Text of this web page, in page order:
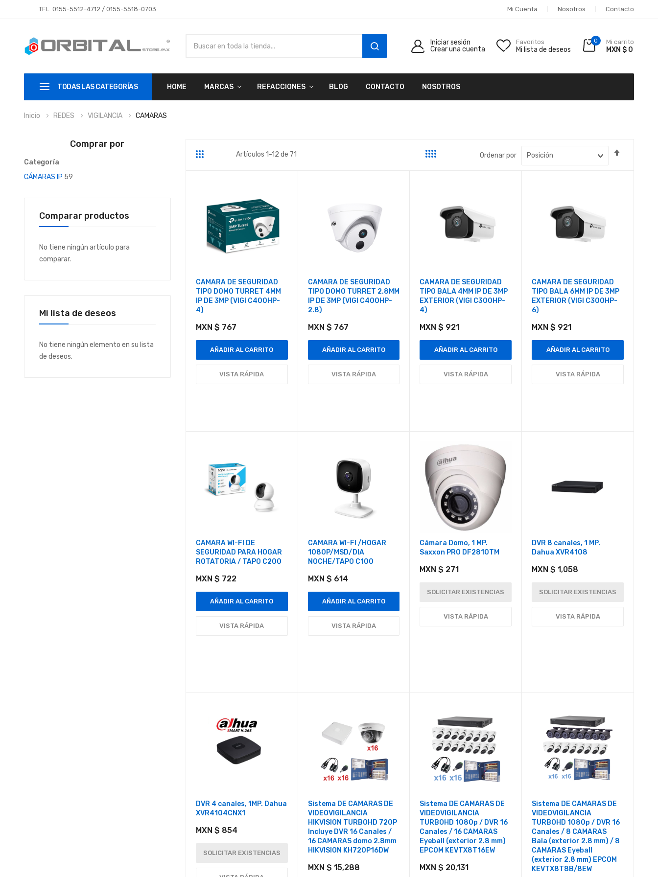
TEL. 0155-5512-4712/ 0155-5518-0703 Mi Cuenta Nosotros Contacto
SEARCH
Iniciar sesión
Crear una cuenta
Favoritos
Mi lista de deseos
0 Mi carrito
MXN $ 0
TODAS LAS CATEGORÍAS HOME MARCAS REFACCIONES BLOG CONTACTO NOSOTROS
Inicio REDES VIGILANCIA CAMARAS
Parrilla Artículos 1-12 de 71 Ordenar por
CAMARA DE SEGURIDAD
TIPO DOMO TURRET 4MM
IP DE 3MP (VIGI C400HP-
4)
MXN $ 767
AÑADIR AL CARRITO
VISTA RÁPIDA
CAMARA DE SEGURIDAD
TIPO DOMO TURRET 2.8MM
IP DE 3MP (VIGI C400HP-
2.8)
MXN $ 767
AÑADIR AL CARRITO
VISTA RÁPIDA
CAMARA DE SEGURIDAD
TIPO BALA 4MM IP DE 3MP
EXTERIOR (VIGI C300HP-
4)
MXN $ 921
AÑADIR AL CARRITO
VISTA RÁPIDA
CAMARA DE SEGURIDAD
TIPO BALA 6MM IP DE 3MP
EXTERIOR (VIGI C300HP-
6)
MXN $ 921
AÑADIR AL CARRITO
VISTA RÁPIDA
CAMARA WI-FI DE
SEGURIDAD PARA HOGAR
ROTATORIA / TAPO C200
MXN $ 722
AÑADIR AL CARRITO
VISTA RÁPIDA
CAMARA WI-FI /HOGAR
1080P/MSD/DIA
NOCHE/TAPO C100
MXN $ 614
AÑADIR AL CARRITO
VISTA RÁPIDA
Cámara Domo, 1 MP.
Saxxon PRO DF2810TM
MXN $ 271
SOLICITAR EXISTENCIAS
VISTA RÁPIDA
DVR 8 canales, 1 MP.
Dahua XVR4108
MXN $ 1,058
SOLICITAR EXISTENCIAS
VISTA RÁPIDA
DVR 4 canales, 1MP. Dahua
XVR4104CNX1
MXN $ 854
SOLICITAR EXISTENCIAS
Sistema DE CAMARAS DE
VIDEOVIGILANCIA
HIKVISION TURBOHD 720P
Incluye DVR 16 Canales /
16 CAMARAS domo 2.8mm
HIKVISION KH720P16DW
MXN $ 15,288
Sistema DE CAMARAS DE
VIDEOVIGILANCIA
TURBOHD 1080p / DVR 16
Canales / 16 CAMARAS
Eyeball (exterior 2.8 mm)
EPCOM KEVTX8T16EW
MXN $ 20,131
Sistema DE CAMARAS DE
VIDEOVIGILANCIA
TURBOHD 1080p / DVR 16
Canales / 8 CAMARAS
Bala (exterior 2.8 mm) / 8
CAMARAS Eyeball
(exterior 2.8 mm) EPCOM
KEVTX8T8B/8EW
Comprar por
Categoría
CÁMARAS IP 59
Comparar productos
No tiene ningún artículo para
comparar.
Mi lista de deseos
No tiene ningún elemento en su lista
de deseos.